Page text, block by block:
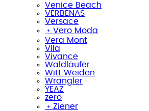
Venice Beach
VERBENAS
Versace
﹢ Vero Moda
Vera Mont
Vila
Vivance
Waldläufer
Witt Weiden
Wrangler
YEAZ
zero
﹢ Ziener